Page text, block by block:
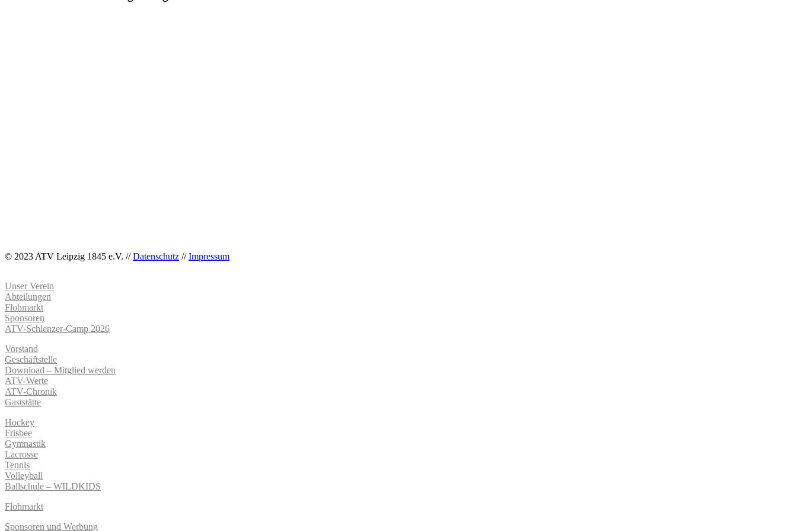
© 2023 ATV Leipzig 1845 e.V. //Datenschutz //Impressum
Unser Verein
Abteilungen
Flohmarkt
Sponsoren
ATV-Schlenzer-Camp 2026
Vorstand
Geschäftstelle
Download – Mitglied werden
ATV-Werte
ATV-Chronik
Gaststätte
Hockey
Frisbee
Gymnastik
Lacrosse
Tennis
Volleyball
Ballschule – WILDKIDS
Flohmarkt
Sponsoren und Werbung